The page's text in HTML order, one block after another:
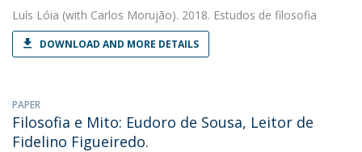
Luís Lóia (with Carlos Morujão). 2018. Estudos de filosofia
DOWNLOAD AND MORE DETAILS
PAPER
Filosofia e Mito: Eudoro de Sousa, Leitor de
Fidelino Figueiredo.